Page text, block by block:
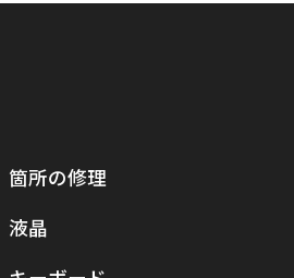
箇所の修理
液晶